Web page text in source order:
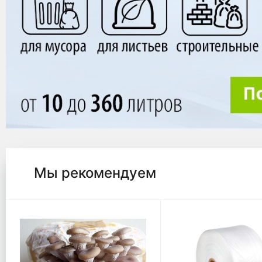
Мы рекомендуем